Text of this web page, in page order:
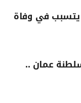
يتسبب في وفاة
عمان ..